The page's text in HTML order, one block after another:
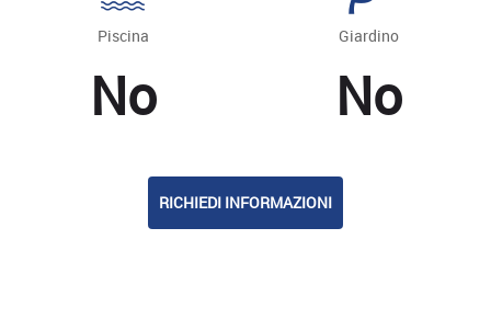
Piscina
No
Giardino
No
RICHIEDI INFORMAZIONI